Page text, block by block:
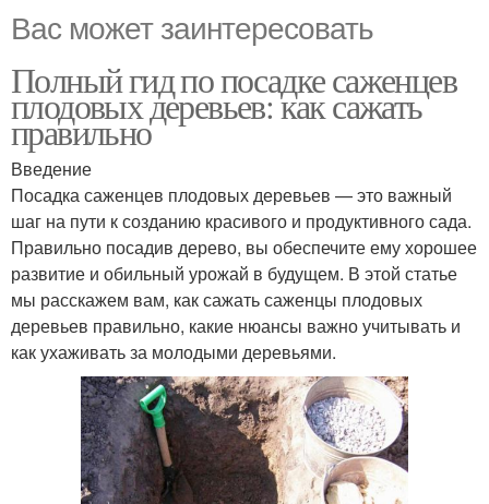
Вас может заинтересовать
Полный гид по посадке саженцев
плодовых деревьев: как сажать
правильно
Введение
Посадка саженцев плодовых деревьев — это важный
шаг на пути к созданию красивого и продуктивного сада.
Правильно посадив дерево, вы обеспечите ему хорошее
развитие и обильный урожай в будущем. В этой статье
мы расскажем вам, как сажать саженцы плодовых
деревьев правильно, какие нюансы важно учитывать и
как ухаживать за молодыми деревьями.